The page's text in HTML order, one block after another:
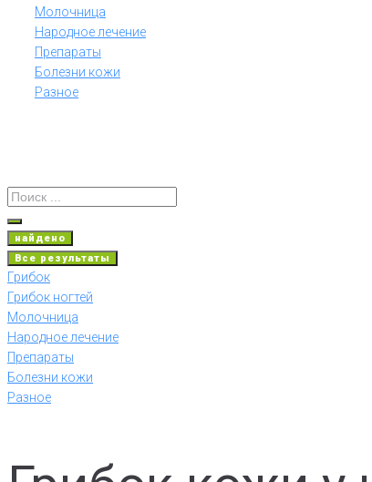
Молочница
Народное лечение
Препараты
Болезни кожи
Разное
найдено
Все результаты
Грибок
Грибок ногтей
Молочница
Народное лечение
Препараты
Болезни кожи
Разное